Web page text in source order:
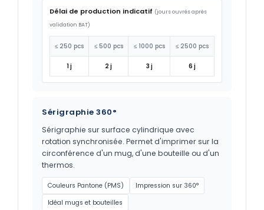
Délai de production indicatif (jours ouvrés après
validation BAT)
≤ 250 pcs ≤ 500 pcs ≤ 1000 pcs ≤ 2500 pcs
1 j 2 j 3 j 6 j
Sérigraphie 360°
Sérigraphie sur surface cylindrique avec
rotation synchronisée. Permet d'imprimer sur la
circonférence d'un mug, d'une bouteille ou d'un
thermos.
Couleurs Pantone (PMS)
Impression sur 360°
Idéal mugs et bouteilles